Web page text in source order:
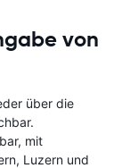
von
über die
mit
Luzern und